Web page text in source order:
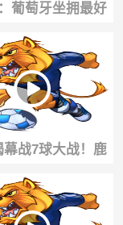
葡萄牙坐拥最好
没能为C罗喂球让
费十次机会
幕战7球大战！鹿
入3球4‑3惊天逆转
横滨水手